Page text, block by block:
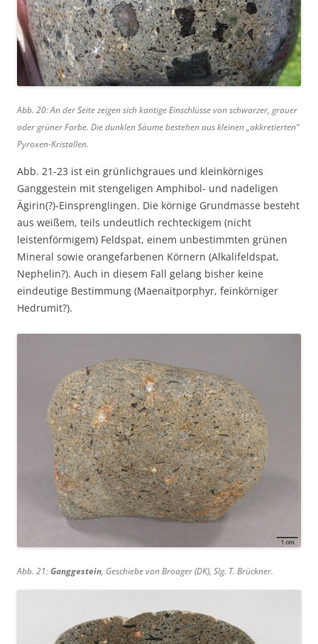
Abb. 20: An der Seite zeigen sich kantige Einschlüsse von schwarzer, grauer
oder grüner Farbe. Die dunklen Säume bestehen aus kleinen „akkretierten“
Pyroxen-Kristallen.
Abb. 21-23 ist ein grünlichgraues und kleinkörniges
Ganggestein mit stengeligen Amphibol- und nadeligen
Ägirin(?)-Einsprenglingen. Die körnige Grundmasse besteht
aus weißem, teils undeutlich rechteckigem (nicht
leistenförmigem) Feldspat, einem unbestimmten grünen
Mineral sowie orangefarbenen Körnern (Alkalifeldspat,
Nephelin?). Auch in diesem Fall gelang bisher keine
eindeutige Bestimmung (Maenaitporphyr, feinkörniger
Hedrumit?).
Abb. 21:Ganggestein, Geschiebe von Broager (DK), Slg. T. Brückner.